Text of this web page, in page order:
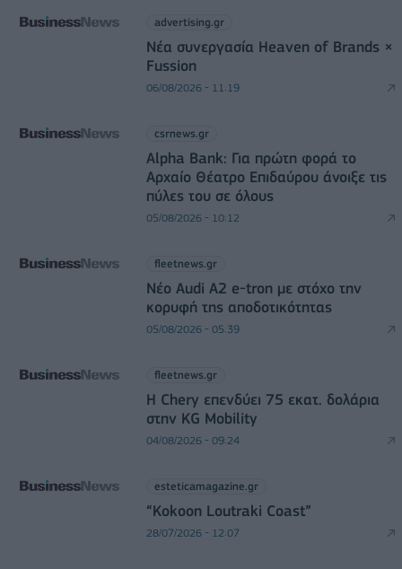
advertising.gr
Νέα συνεργασία Heaven of Brands ×
Fussion
06/08/2026 - 11:19
csrnews.gr
Alpha Bank: Για πρώτη φορά το
Αρχαίο Θέατρο Επιδαύρου άνοιξε τις
πύλες του σε όλους
05/08/2026 - 10:12
fleetnews.gr
Νέο Audi A2 e-tron με στόχο την
κορυφή της αποδοτικότητας
05/08/2026 - 05:39
fleetnews.gr
Η Chery επενδύει 75 εκατ. δολάρια
στην KG Mobility
04/08/2026 - 09:24
esteticamagazine.gr
“Kokoon Loutraki Coast”
28/07/2026 - 12:07